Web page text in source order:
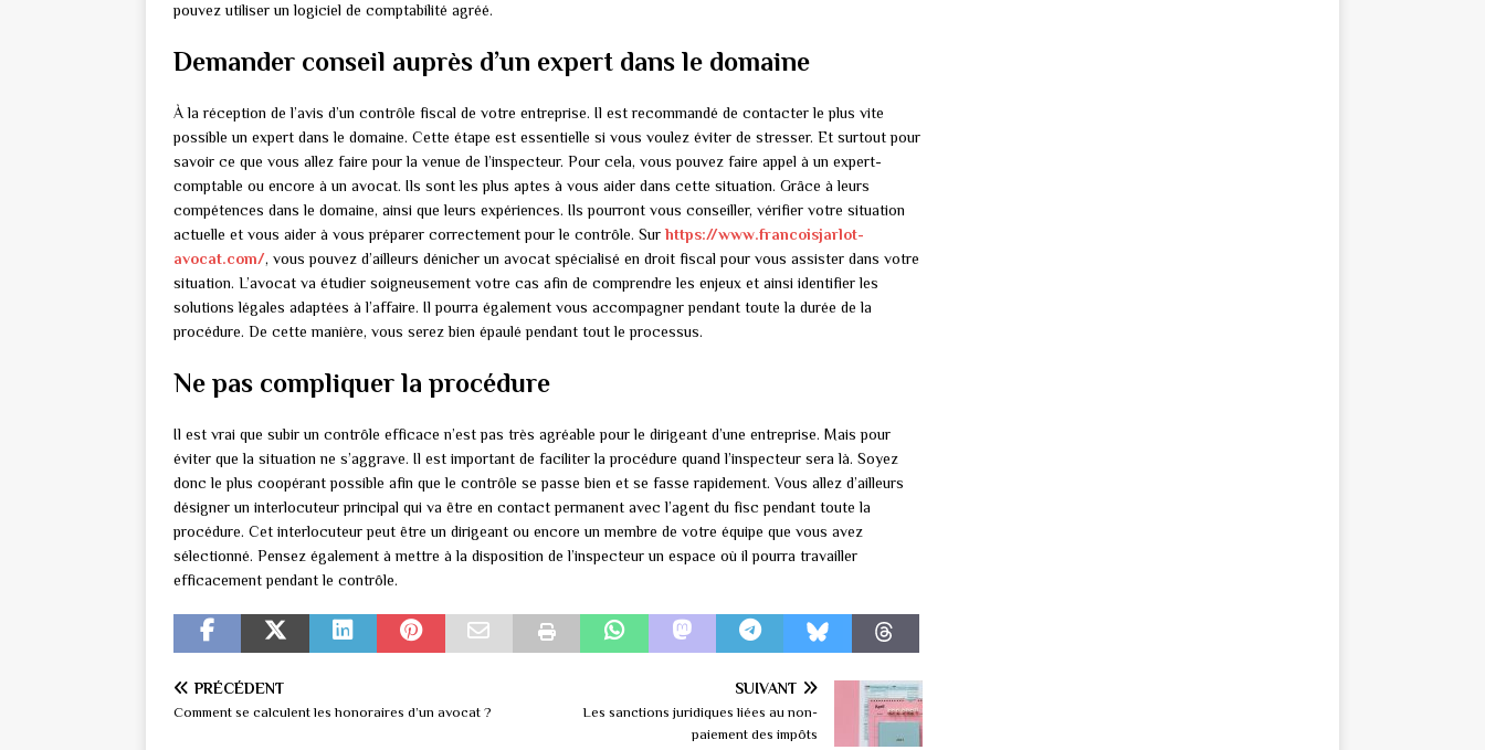
pouvez utiliser un logiciel de comptabilité agréé.
Demander conseil auprès d’un expert dans le domaine
À la réception de l’avis d’un contrôle fiscal de votre entreprise. Il est recommandé de contacter le plus vite
possible un expert dans le domaine. Cette étape est essentielle si vous voulez éviter de stresser. Et surtout pour
savoir ce que vous allez faire pour la venue de l’inspecteur. Pour cela, vous pouvez faire appel à un expert-
comptable ou encore à un avocat. Ils sont les plus aptes à vous aider dans cette situation. Grâce à leurs
compétences dans le domaine, ainsi que leurs expériences. Ils pourront vous conseiller, vérifier votre situation
actuelle et vous aider à vous préparer correctement pour le contrôle. Sur https://www.francoisjarlot-
avocat.com/, vous pouvez d’ailleurs dénicher un avocat spécialisé en droit fiscal pour vous assister dans votre
situation. L’avocat va étudier soigneusement votre cas afin de comprendre les enjeux et ainsi identifier les
solutions légales adaptées à l’affaire. Il pourra également vous accompagner pendant toute la durée de la
procédure. De cette manière, vous serez bien épaulé pendant tout le processus.
Ne pas compliquer la procédure
Il est vrai que subir un contrôle efficace n’est pas très agréable pour le dirigeant d’une entreprise. Mais pour
éviter que la situation ne s’aggrave. Il est important de faciliter la procédure quand l’inspecteur sera là. Soyez
donc le plus coopérant possible afin que le contrôle se passe bien et se fasse rapidement. Vous allez d’ailleurs
désigner un interlocuteur principal qui va être en contact permanent avec l’agent du fisc pendant toute la
procédure. Cet interlocuteur peut être un dirigeant ou encore un membre de votre équipe que vous avez
sélectionné. Pensez également à mettre à la disposition de l’inspecteur un espace où il pourra travailler
efficacement pendant le contrôle.
PRÉCÉDENT
Comment se calculent les honoraires d’un avocat ?
SUIVANT
Les sanctions juridiques liées au non-
paiement des impôts